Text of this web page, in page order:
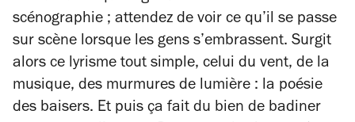
scénographie ; attendez de voir ce qu’il se passe
sur scène lorsque les gens s’embrassent. Surgit
alors ce lyrisme tout simple, celui du vent, de la
musique, des murmures de lumière : la poésie
des baisers. Et puis ça fait du bien de badiner